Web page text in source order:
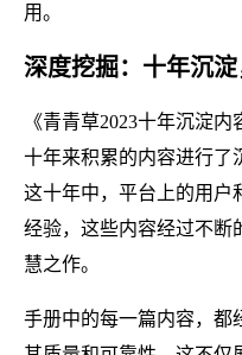
用。
深度挖掘：十年沉
《青青草2023十年沉淀
十年来积累的内容进行了
这十年中，平台上的用户
经验，这些内容经过不断
慧之作。
手册中的每一篇内容，都